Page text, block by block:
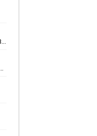
Цены бензола в Европе упали на 3,7% на фоне избыточного предложения и слабого спроса
на прошлой неделе